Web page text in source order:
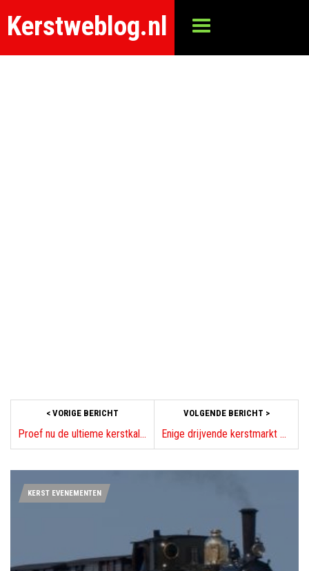
Kerstweblog.nl
< VORIGE BERICHT
Proef nu de ultieme kerstkalkoen zelf
VOLGENDE BERICHT >
Enige drijvende kerstmarkt Leiden 2016
KERST EVENEMENTEN